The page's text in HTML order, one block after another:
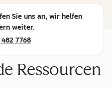
Sie uns an, wir helfen
weiter.
482 7768
Ressourcen